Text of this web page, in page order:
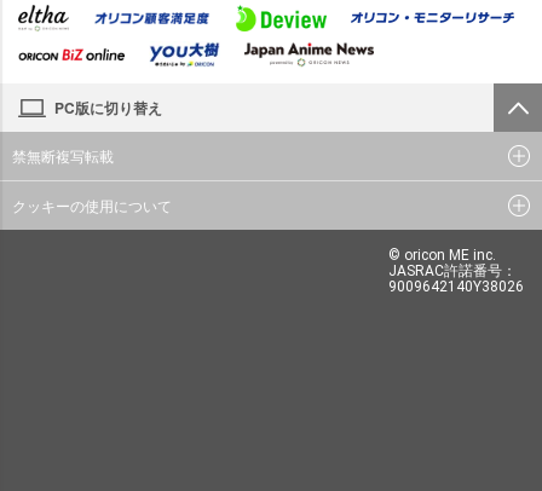
PC版に切り替え
禁無断複写転載
クッキーの使用について
© oricon ME inc.
JASRAC許諾番号：
9009642140Y38026